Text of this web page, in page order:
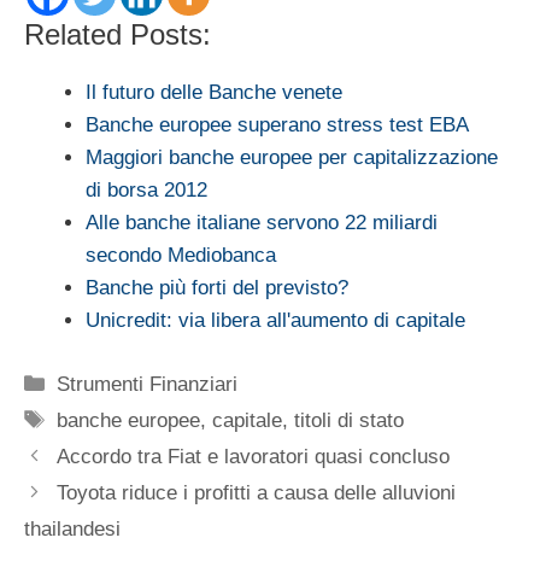
Related Posts:
Il futuro delle Banche venete
Banche europee superano stress test EBA
Maggiori banche europee per capitalizzazione
di borsa 2012
Alle banche italiane servono 22 miliardi
secondo Mediobanca
Banche più forti del previsto?
Unicredit: via libera all'aumento di capitale
Categorie
Strumenti Finanziari
Tag
banche europee,capitale,titoli di stato
Accordo tra Fiat e lavoratori quasi concluso
Toyota riduce i profitti a causa delle alluvioni
thailandesi